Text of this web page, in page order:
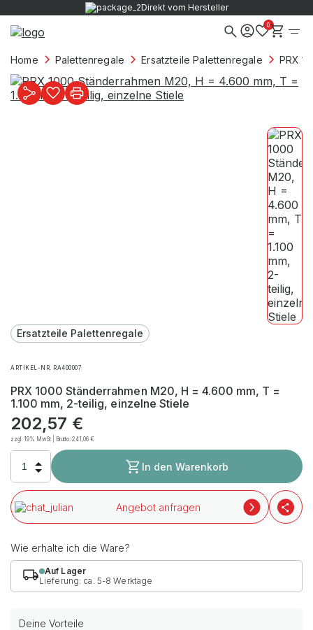
Direkt vom Hersteller
0
Home Palettenregale Ersatzteile Palettenregale PRX
Ersatzteile Palettenregale
ARTIKEL-NR. RA400007
PRX 1000 Ständerrahmen M20, H = 4.600 mm, T =
1.100 mm, 2-teilig, einzelne Stiele
202,57 €
zzgl. 19% MwSt | Brutto:241,06€
In den Warenkorb
Angebot anfragen
Wie erhalte ich die Ware?
Auf Lager
Lieferung: ca. 5-8 Werktage
Deine Vorteile